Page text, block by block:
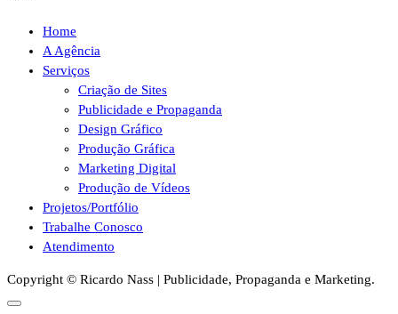
Home
A Agência
Serviços
Criação de Sites
Publicidade e Propaganda
Design Gráfico
Produção Gráfica
Marketing Digital
Produção de Vídeos
Projetos/Portfólio
Trabalhe Conosco
Atendimento
Copyright © Ricardo Nass | Publicidade, Propaganda e Marketing.